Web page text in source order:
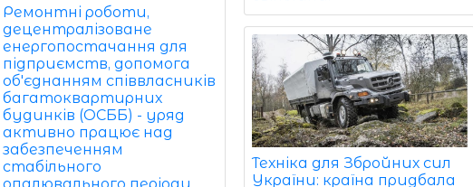
Ремонтні роботи,
децентралізоване
енергопостачання для
підприємств, допомога
об'єднанням співвласників
багатоквартирних
будинків (ОСББ) - уряд
активно працює над
забезпеченням
стабільного
опалювального періоду.
Техніка для Збройних сил
України: країна придбала